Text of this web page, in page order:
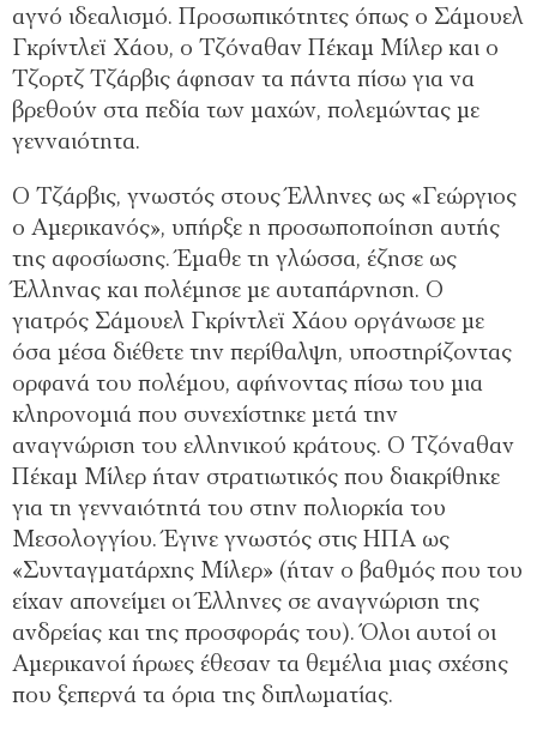
αγνό ιδεαλισμό. Προσωπικότητες όπως ο Σάμουελ
Γκρίντλεϊ Χάου, ο Τζόναθαν Πέκαμ Μίλερ και ο
Τζορτζ Τζάρβις άφησαν τα πάντα πίσω για να
βρεθούν στα πεδία των μαχών, πολεμώντας με
γενναιότητα.
Ο Τζάρβις, γνωστός στους Έλληνες ως «Γεώργιος
ο Αμερικανός», υπήρξε η προσωποποίηση αυτής
της αφοσίωσης. Έμαθε τη γλώσσα, έζησε ως
Έλληνας και πολέμησε με αυταπάρνηση. Ο
γιατρός Σάμουελ Γκρίντλεϊ Χάου οργάνωσε με
όσα μέσα διέθετε την περίθαλψη, υποστηρίζοντας
ορφανά του πολέμου, αφήνοντας πίσω του μια
κληρονομιά που συνεχίστηκε μετά την
αναγνώριση του ελληνικού κράτους. Ο Τζόναθαν
Πέκαμ Μίλερ ήταν στρατιωτικός που διακρίθηκε
για τη γενναιότητά του στην πολιορκία του
Μεσολογγίου. Έγινε γνωστός στις ΗΠΑ ως
«Συνταγματάρχης Μίλερ» (ήταν ο βαθμός που του
είχαν απονείμει οι Έλληνες σε αναγνώριση της
ανδρείας και της προσφοράς του). Όλοι αυτοί οι
Αμερικανοί ήρωες έθεσαν τα θεμέλια μιας σχέσης
που ξεπερνά τα όρια της διπλωματίας.